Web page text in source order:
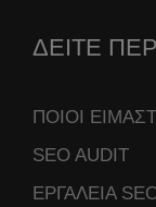
ΔΕΙΤΕ
ΠΟΙΟΙ
SEO AUDIT
ΕΡΓΑΛΕΙΑ